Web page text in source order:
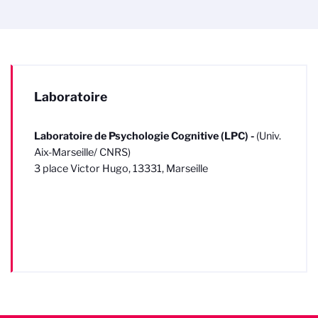
Laboratoire
Laboratoire de Psychologie Cognitive (LPC) - (Univ.
Aix-Marseille/ CNRS)
3 place Victor Hugo, 13331, Marseille